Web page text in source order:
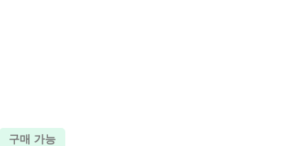
구매 가능